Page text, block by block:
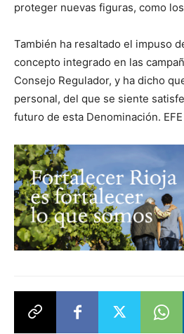
proteger nuevas figuras, como
También ha resaltado el impuso
concepto integrado en las
Consejo Regulador, y ha dicho
personal, del que se siente
futuro de esta Denominación. EFE